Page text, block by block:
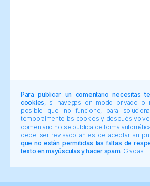
Para publicar un comentario necesitas
cookies , si navegas en modo privado o
posible que no funcione, para
temporalmente las cookies y después
comentario no se publica de forma
debe ser revisado antes de aceptar su
que no están permitidas las faltas de
texto en mayúsculas y hacer spam. Gracias.